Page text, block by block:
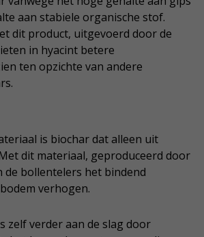
aan stabiele organische stof.
dit product, uitgevoerd door de
in hyacint betere
ten opzichte van andere
is biochar dat alleen uit
dit materiaal, geproduceerd door
de bollentelers het bindend
verhogen.
zelf verder aan de slag door